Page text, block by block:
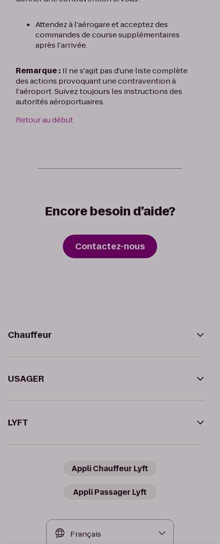
Attendez à l'aérogare et acceptez des
commandes de course supplémentaires
après l'arrivée.
Remarque : Il ne s'agit pas d'une liste complète
des actions provoquant une contravention à
l'aéroport. Suivez toujours les instructions des
autorités aéroportuaires.
Retour au début
Encore besoin d’aide?
Contactez-nous
Chauffeur
USAGER
LYFT
Appli Chauffeur Lyft
Appli Passager Lyft